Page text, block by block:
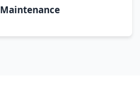
Maintenance